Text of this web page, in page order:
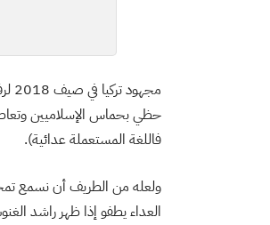
حظي بحماس الإسلاميين
فاللغة المستعملة عدائية).
ولعله من الطريف أن نسمع
العداء يطفو إذا ظهر راشد